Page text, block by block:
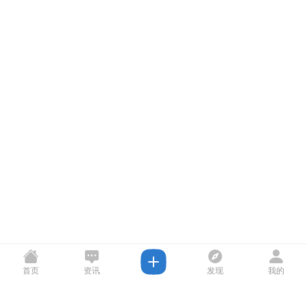
首页 资讯 发现 我的